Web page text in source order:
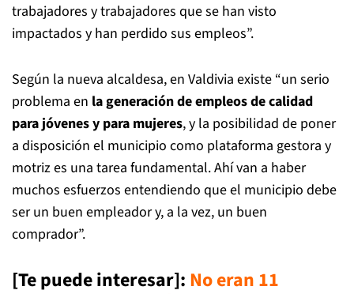
trabajadores y trabajadores que se han visto
impactados y han perdido sus empleos”.
Según la nueva alcaldesa, en Valdivia existe “un serio
problema en la generación de empleos de calidad
para jóvenes y para mujeres, y la posibilidad de poner
a disposición el municipio como plataforma gestora y
motriz es una tarea fundamental. Ahí van a haber
muchos esfuerzos entendiendo que el municipio debe
ser un buen empleador y, a la vez, un buen
comprador”.
[Te puede interesar]: No eran 11